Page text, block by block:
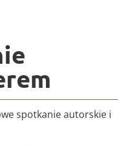
spotkanie autorskie i